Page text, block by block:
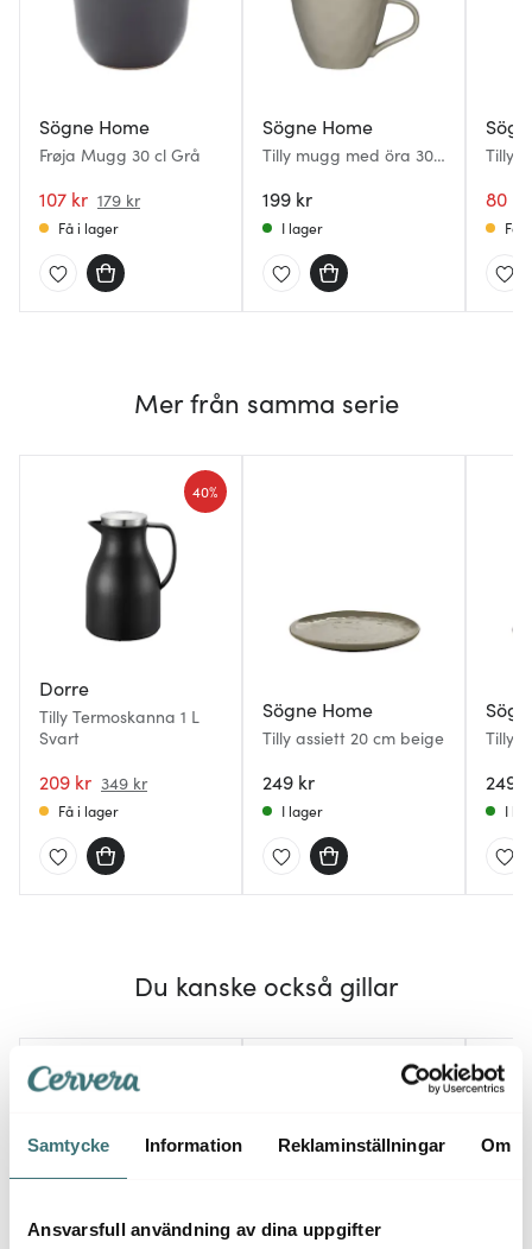
Samtycke Information Reklaminställningar Om
Ansvarsfull användning av dina uppgifter
Sögne Home
Frøja Mugg 30 cl Grå
107 kr 179 kr
Få i lager
Sögne Home
Tilly mugg med öra 30
199 kr
I lager
Tilly
80 kr
Få
Mer från samma serie
Dorre
Tilly Termoskanna 1 L
Svart
209 kr 349 kr
40%
Få i lager
Sögne Home
Tilly assiett 20 cm beige
249 kr
I lager
Tilly
249
I
Du kanske också gillar